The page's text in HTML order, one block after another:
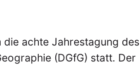
die achte Jahrestagung des
(DGfG) statt. Der